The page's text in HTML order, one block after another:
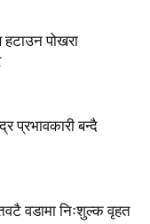
पोखरा
प्रभावकारी बन्दै
वडामा निःशुल्क वृहत